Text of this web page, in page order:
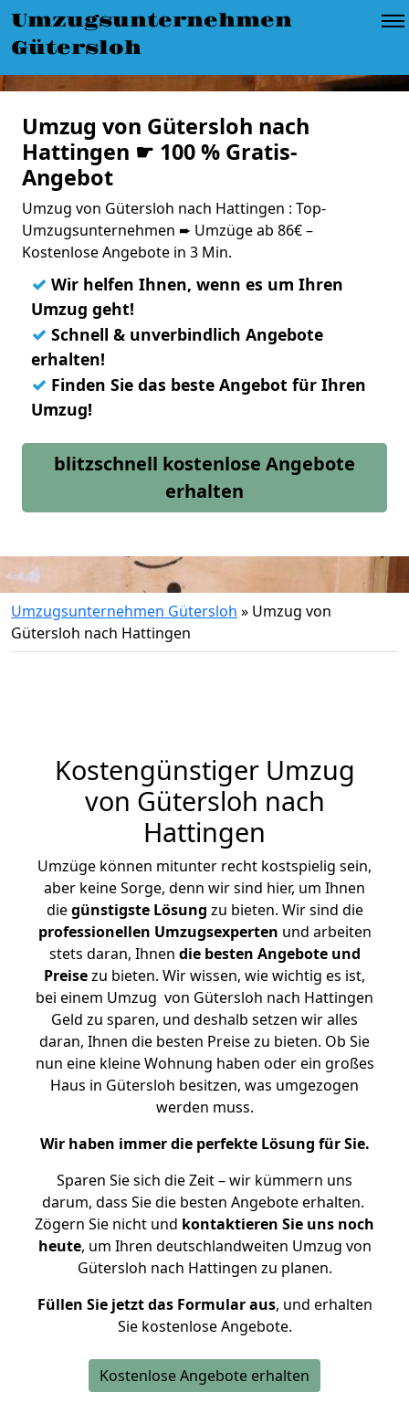
Umzugsunternehmen
Gütersloh
Umzug von Gütersloh nach
Hattingen ☛ 100 % Gratis-
Angebot
Umzug von Gütersloh nach Hattingen : Top-
Umzugsunternehmen ➨ Umzüge ab 86€ –
Kostenlose Angebote in 3 Min.
✓ Wir helfen Ihnen, wenn es um Ihren
Umzug geht!
✓ Schnell & unverbindlich Angebote
erhalten!
✓ Finden Sie das beste Angebot für Ihren
Umzug!
blitzschnell kostenlose Angebote
erhalten
Umzugsunternehmen Gütersloh » Umzug von
Gütersloh nach Hattingen
Kostengünstiger Umzug
von Gütersloh nach
Hattingen
Umzüge können mitunter recht kostspielig sein,
aber keine Sorge, denn wir sind hier, um Ihnen
diegünstigste Lösung zu bieten. Wir sind die
professionellen Umzugsexperten und arbeiten
stets daran, Ihnen die besten Angebote und
Preisezu bieten. Wir wissen, wie wichtig es ist,
bei einem Umzug von Gütersloh nach Hattingen
Geld zu sparen, und deshalb setzen wir alles
daran, Ihnen die besten Preise zu bieten. Ob Sie
nun eine kleine Wohnung haben oder ein großes
Haus in Gütersloh besitzen, was umgezogen
werden muss.
Wir haben immer die perfekte Lösung für Sie.
Sparen Sie sich die Zeit – wir kümmern uns
darum, dass Sie die besten Angebote erhalten.
Zögern Sie nicht und kontaktieren Sie uns noch
heute, um Ihren deutschlandweiten Umzug von
Gütersloh nach Hattingen zu planen.
Füllen Sie jetzt das Formular aus, und erhalten
Sie kostenlose Angebote.
Kostenlose Angebote erhalten